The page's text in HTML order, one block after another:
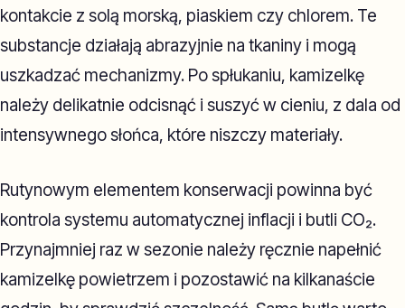
kontakcie z solą morską, piaskiem czy chlorem. Te
substancje działają abrazyjnie na tkaniny i mogą
uszkadzać mechanizmy. Po spłukaniu, kamizelkę
należy delikatnie odcisnąć i suszyć w cieniu, z dala od
intensywnego słońca, które niszczy materiały.
Rutynowym elementem konserwacji powinna być
kontrola systemu automatycznej inflacji i butli CO₂.
Przynajmniej raz w sezonie należy ręcznie napełnić
kamizelkę powietrzem i pozostawić na kilkanaście